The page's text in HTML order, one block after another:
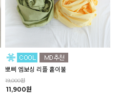
뽀삐 엠보싱 리플 홑이불
19,000원
11,900원